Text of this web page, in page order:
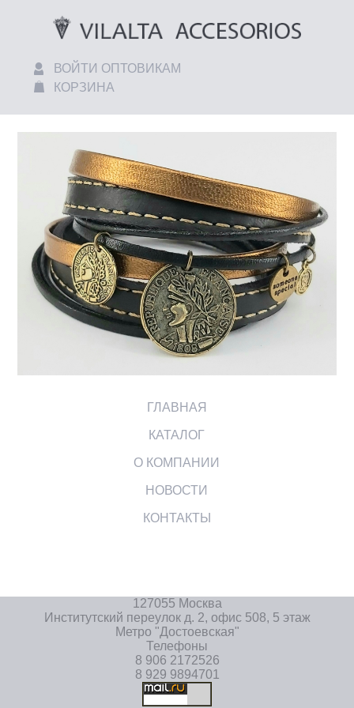
ВОЙТИ ОПТОВИКАМ
КОРЗИНА
ГЛАВНАЯ
КАТАЛОГ
О КОМПАНИИ
НОВОСТИ
КОНТАКТЫ
127055 Москва
Институтский переулок д. 2, офис 508, 5 этаж
Метро "Достоевская"
Телефоны
8 906 2172526
8 929 9894701